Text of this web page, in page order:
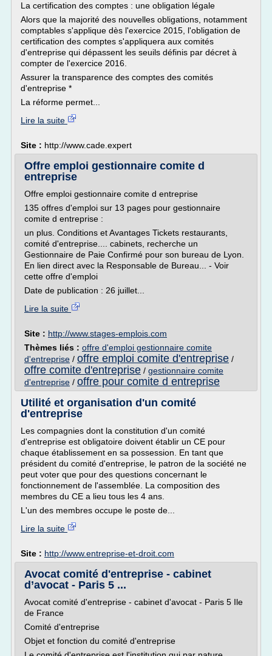
La certification des comptes : une obligation légale
Alors que la majorité des nouvelles obligations, notamment
comptables s'applique dès l'exercice 2015, l'obligation de
certification des comptes s'appliquera aux comités
d'entreprise qui dépassent les seuils définis par décret à
compter de l'exercice 2016.
Assurer la transparence des comptes des comités
d'entreprise *
La réforme permet...
Lire la suite
Site : http://www.cade.expert
Offre emploi gestionnaire comite d
entreprise
Offre emploi gestionnaire comite d entreprise
135 offres d'emploi sur 13 pages pour gestionnaire
comite d entreprise :
un plus. Conditions et Avantages Tickets restaurants,
comité d'entreprise.... cabinets, recherche un
Gestionnaire de Paie Confirmé pour son bureau de Lyon.
En lien direct avec la Responsable de Bureau... - Voir
cette offre d'emploi
Date de publication : 26 juillet...
Lire la suite
Site : http://www.stages-emplois.com
Thèmes liés : offre d'emploi gestionnaire comite
d'entreprise / offre emploi comite d'entreprise /
offre comite d'entreprise / gestionnaire comite
d'entreprise / offre pour comite d entreprise
Utilité et organisation d'un comité
d'entreprise
Les compagnies dont la constitution d'un comité
d'entreprise est obligatoire doivent établir un CE pour
chaque établissement en sa possession. En tant que
président du comité d'entreprise, le patron de la société ne
peut voter que pour des questions concernant le
fonctionnement de l'assemblée. La composition des
membres du CE a lieu tous les 4 ans.
L'un des membres occupe le poste de...
Lire la suite
Site : http://www.entreprise-et-droit.com
Avocat comité d'entreprise - cabinet
d’avocat - Paris 5 ...
Avocat comité d'entreprise - cabinet d'avocat - Paris 5 Ile
de France
Comité d'entreprise
Objet et fonction du comité d'entreprise